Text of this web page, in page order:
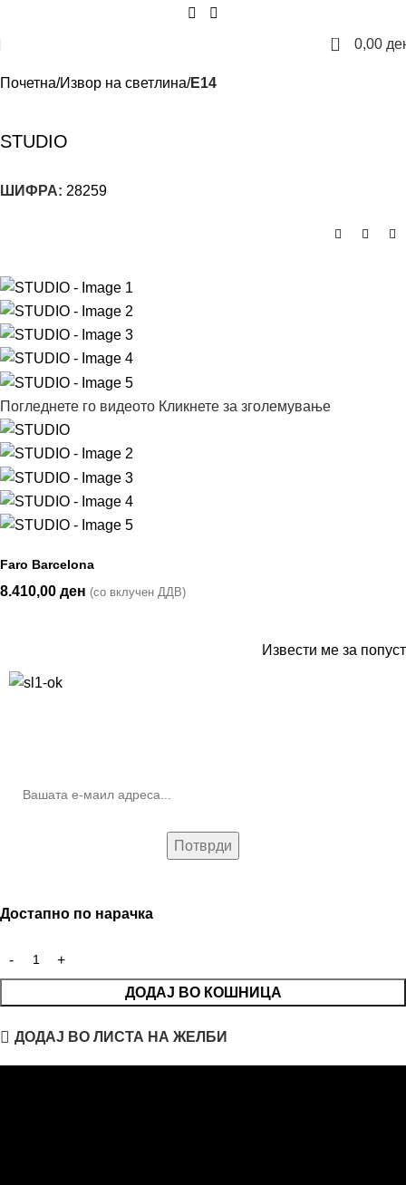
0 0,00
Почетна Извор на светлина E14
STUDIO
ШИФРА: 28259
Погледнете го видеото Кликнете за зголемување
Faro Barcelona
8.410,00 ден (со вклучен ДДВ)
Извести ме за попуст
Достапно по нарачка
ДОДАЈ ВО КОШНИЦА
ДОДАЈ ВО ЛИСТА НА ЖЕЛБИ